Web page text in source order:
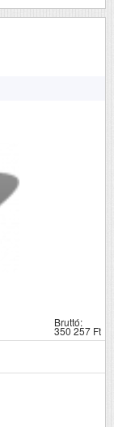
Bruttó:
350 257 Ft